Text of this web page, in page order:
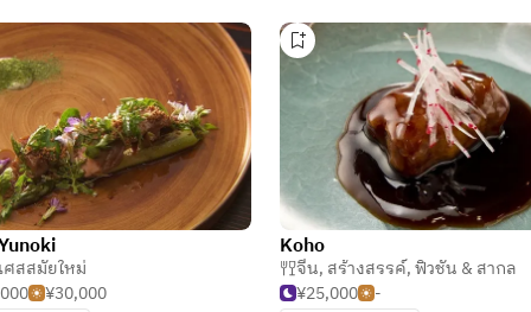
,อาหารเกียวโต
ศสสมัยใหม่
¥30,000
Koho
จีน, สร้างสรรค์, ฟิวชั่น & สากล
¥25,000
-